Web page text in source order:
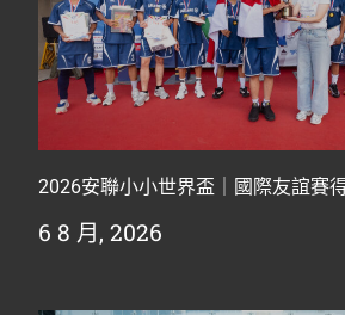
2026安聯小小世界盃｜國際友誼賽
6 8 月, 2026